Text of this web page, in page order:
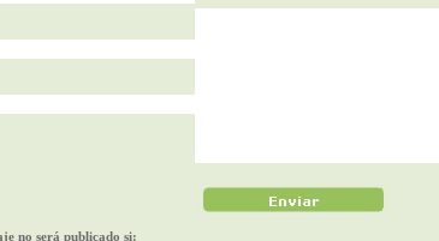
no será publicado si: